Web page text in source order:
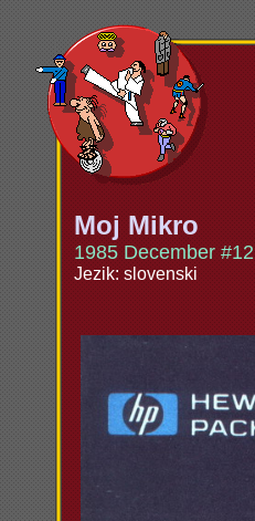
Moj Mikro
1985 December #12
Jezik: slovenski